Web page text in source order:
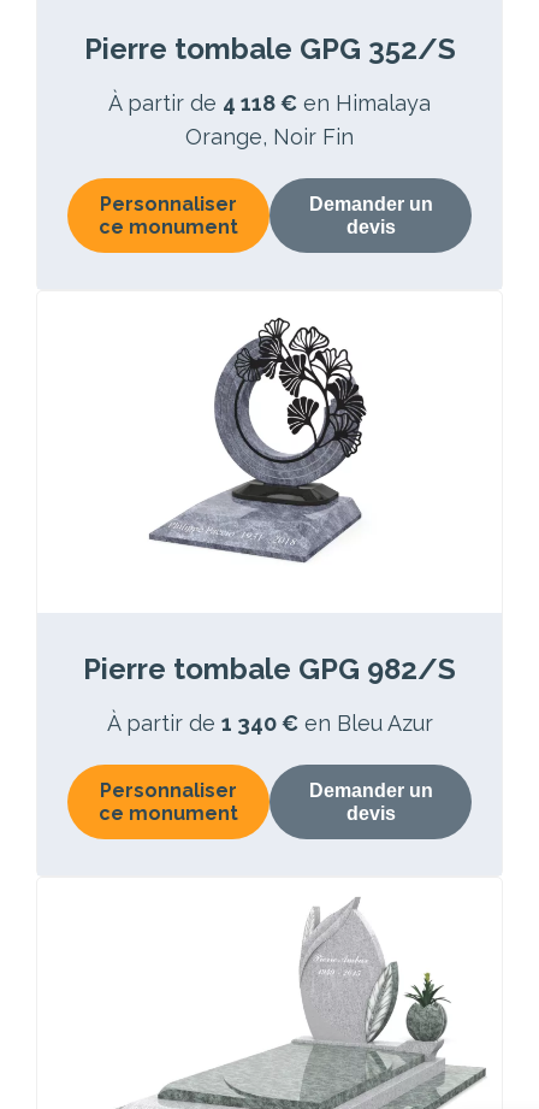
Pierre tombale GPG 352/S
À partir de 4 118 € en Himalaya
Orange, Noir Fin
Personnaliser
ce monument
Demander un
devis
Pierre tombale GPG 982/S
À partir de 1 340 € en Bleu Azur
Personnaliser
ce monument
Demander un
devis